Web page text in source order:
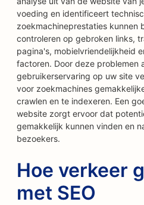
voeding en identificeert
zoekmachineprestaties kunnen
controleren op gebroken links,
pagina's, mobielvriendelijkheid
factoren. Door deze problemen
gebruikerservaring op uw site
voor zoekmachines
crawlen en te indexeren. Een
website zorgt ervoor dat
gemakkelijk kunnen vinden en
bezoekers.
Hoe verkeer
met SEO